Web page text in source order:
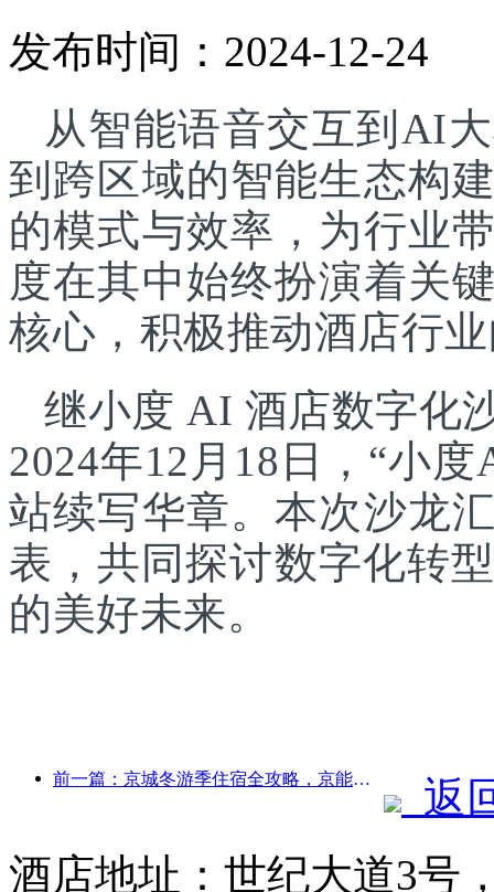
发布时间：2024-12-24
从智能语音交互到AI
到跨区域的智能生态构
的模式与效率，为行业
度在其中始终扮演着关
核心，积极推动酒店行
继小度 AI 酒店数字化
2024年12月18日，“小
站续写华章。本次沙龙
表，共同探讨数字化转
的美好未来。
前一篇：京城冬游季住宿全攻略，京能酒店新院落引发旅游新热潮
返
酒店地址：世纪大道3号